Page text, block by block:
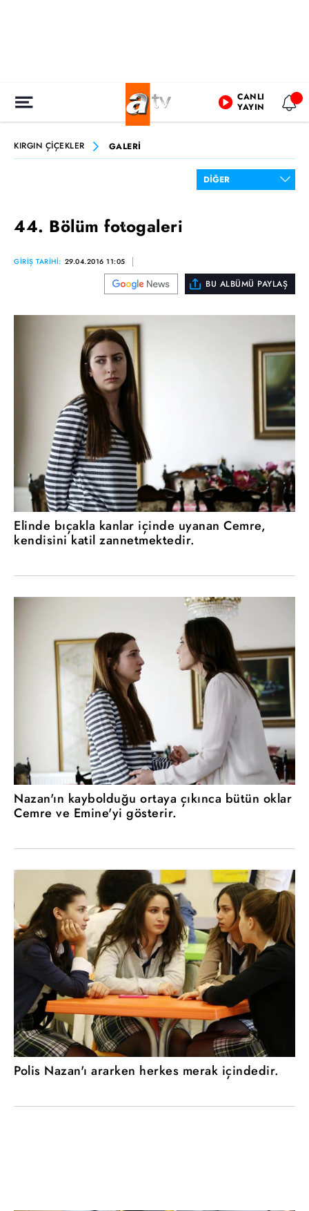
CANLI
YAYIN
KIRGIN ÇİÇEKLER GALERİ
44. Bölüm fotogaleri
GİRİŞ TARİHİ: 29.04.2016 11:05
BU ALBÜMÜ PAYLAŞ
Elinde bıçakla kanlar içinde uyanan Cemre,
kendisini katil zannetmektedir.
Nazan'ın kaybolduğu ortaya çıkınca bütün oklar
Cemre ve Emine'yi gösterir.
Polis Nazan'ı ararken herkes merak içindedir.